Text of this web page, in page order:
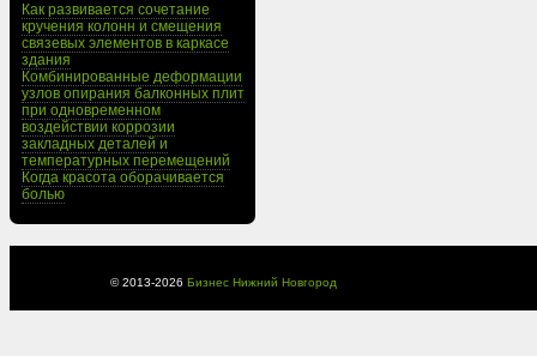
Как развивается сочетание
кручения колонн и смещения
связевых элементов в каркасе
здания
Комбинированные деформации
узлов опирания балконных плит
при одновременном
воздействии коррозии
закладных деталей и
температурных перемещений
Когда красота оборачивается
болью
© 2013-2026 Бизнес Нижний Новгород